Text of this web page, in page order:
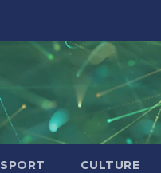
SPORT CULTURE